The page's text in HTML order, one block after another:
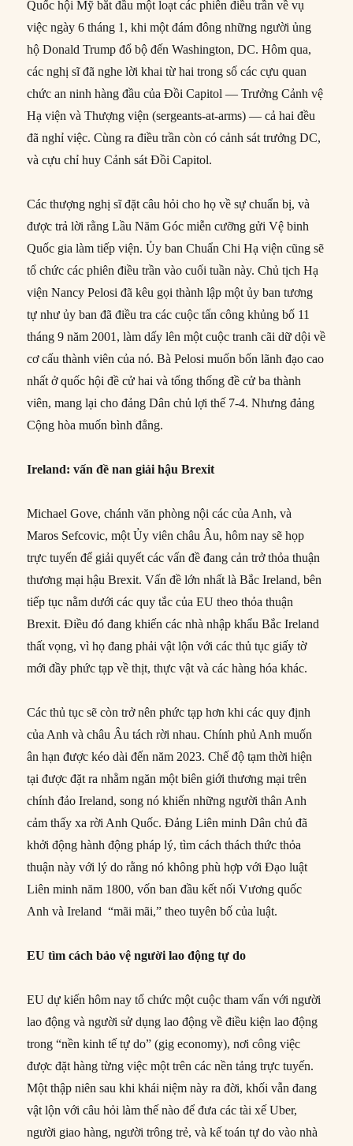
Quốc hội Mỹ bắt đầu một loạt các phiên điều trần về vụ
việc ngày 6 tháng 1, khi một đám đông những người ủng
hộ Donald Trump đổ bộ đến Washington, DC. Hôm qua,
các nghị sĩ đã nghe lời khai từ hai trong số các cựu quan
chức an ninh hàng đầu của Đồi Capitol — Trưởng Cảnh vệ
Hạ viện và Thượng viện (sergeants-at-arms) — cả hai đều
đã nghỉ việc. Cùng ra điều trần còn có cảnh sát trưởng DC,
và cựu chỉ huy Cảnh sát Đồi Capitol.
Các thượng nghị sĩ đặt câu hỏi cho họ về sự chuẩn bị, và
được trả lời rằng Lầu Năm Góc miễn cưỡng gửi Vệ binh
Quốc gia làm tiếp viện. Ủy ban Chuẩn Chi Hạ viện cũng sẽ
tổ chức các phiên điều trần vào cuối tuần này. Chủ tịch Hạ
viện Nancy Pelosi đã kêu gọi thành lập một ủy ban tương
tự như ủy ban đã điều tra các cuộc tấn công khủng bố 11
tháng 9 năm 2001, làm dấy lên một cuộc tranh cãi dữ dội về
cơ cấu thành viên của nó. Bà Pelosi muốn bốn lãnh đạo cao
nhất ở quốc hội đề cử hai và tổng thống đề cử ba thành
viên, mang lại cho đảng Dân chủ lợi thế 7-4. Nhưng đảng
Cộng hòa muốn bình đẳng.
Ireland: vấn đề nan giải hậu Brexit
Michael Gove, chánh văn phòng nội các của Anh, và
Maros Sefcovic, một Ủy viên châu Âu, hôm nay sẽ họp
trực tuyến để giải quyết các vấn đề đang cản trở thỏa thuận
thương mại hậu Brexit. Vấn đề lớn nhất là Bắc Ireland, bên
tiếp tục nằm dưới các quy tắc của EU theo thỏa thuận
Brexit. Điều đó đang khiến các nhà nhập khẩu Bắc Ireland
thất vọng, vì họ đang phải vật lộn với các thủ tục giấy tờ
mới đầy phức tạp về thịt, thực vật và các hàng hóa khác.
Các thủ tục sẽ còn trở nên phức tạp hơn khi các quy định
của Anh và châu Âu tách rời nhau. Chính phủ Anh muốn
ân hạn được kéo dài đến năm 2023. Chế độ tạm thời hiện
tại được đặt ra nhằm ngăn một biên giới thương mại trên
chính đảo Ireland, song nó khiến những người thân Anh
cảm thấy xa rời Anh Quốc. Đảng Liên minh Dân chủ đã
khởi động hành động pháp lý, tìm cách thách thức thỏa
thuận này với lý do rằng nó không phù hợp với Đạo luật
Liên minh năm 1800, vốn ban đầu kết nối Vương quốc
Anh và Ireland “mãi mãi,” theo tuyên bố của luật.
EU tìm cách bảo vệ người lao động tự do
EU dự kiến hôm nay ​​tổ chức một cuộc tham vấn với người
lao động và người sử dụng lao động về điều kiện lao động
trong “nền kinh tế tự do” (gig economy), nơi công việc
được đặt hàng từng việc một trên các nền tảng trực tuyến.
Một thập niên sau khi khái niệm này ra đời, khối vẫn đang
vật lộn với câu hỏi làm thế nào để đưa các tài xế Uber,
người giao hàng, người trông trẻ, và kế toán tự do vào nhà